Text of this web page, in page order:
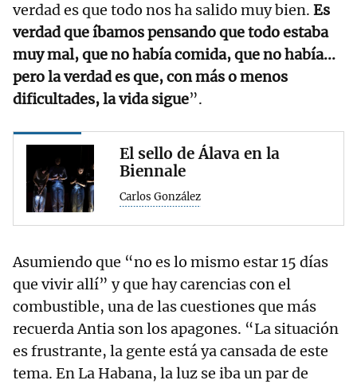
verdad es que todo nos ha salido muy bien. Es
verdad que íbamos pensando que todo estaba
muy mal, que no había comida, que no había...
pero la verdad es que, con más o menos
dificultades, la vida sigue”.
El sello de Álava en la
Biennale
Carlos González
Asumiendo que “no es lo mismo estar 15 días
que vivir allí” y que hay carencias con el
combustible, una de las cuestiones que más
recuerda Antia son los apagones. “La situación
es frustrante, la gente está ya cansada de este
tema. En La Habana, la luz se iba un par de